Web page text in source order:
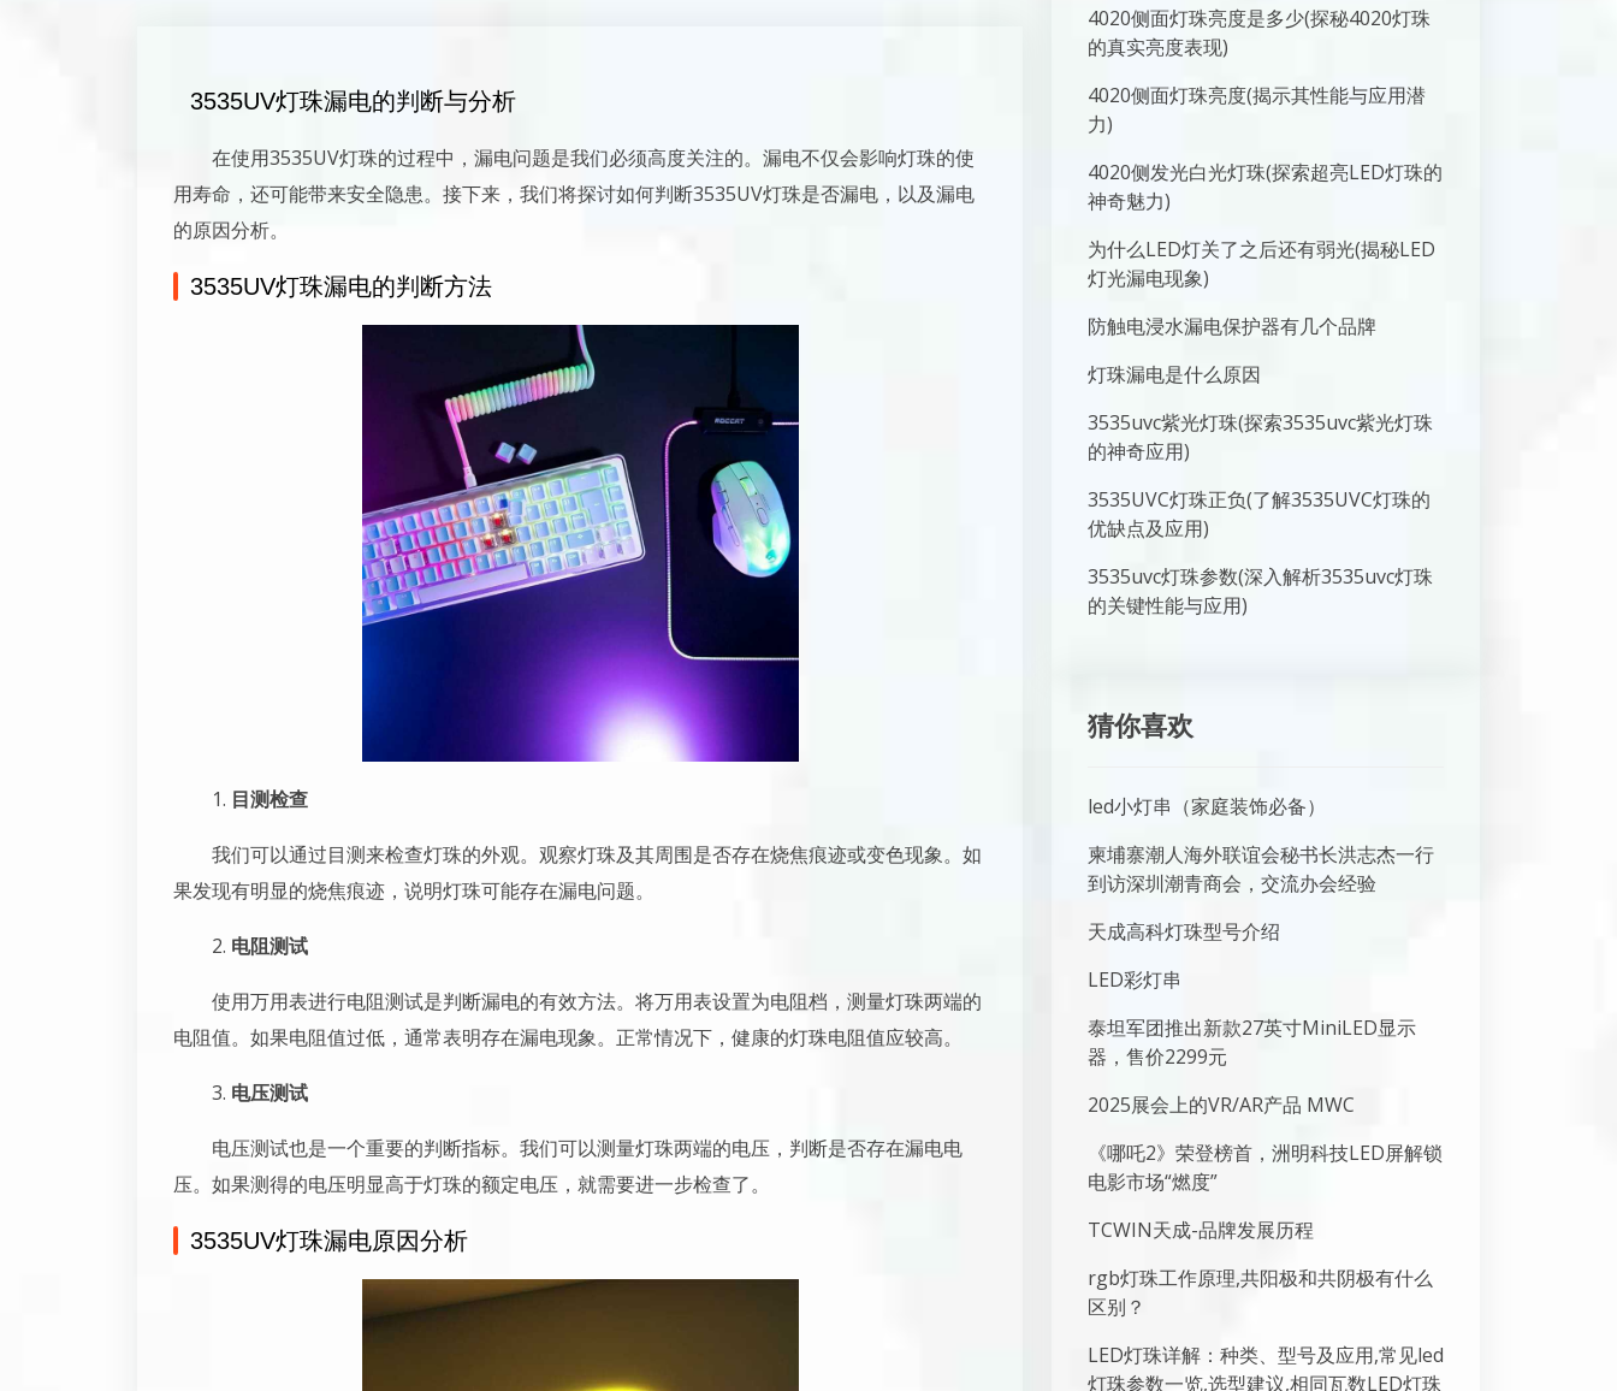
3535UV灯珠漏电的判断与分析
在使用3535UV灯珠的过程中，漏电问题是我们必须高度关注的。漏电不仅会影响灯珠的使
用寿命，还可能带来安全隐患。接下来，我们将探讨如何判断3535UV灯珠是否漏电，以及漏电
的原因分析。
3535UV灯珠漏电的判断方法
1. 目测检查
我们可以通过目测来检查灯珠的外观。观察灯珠及其周围是否存在烧焦痕迹或变色现象。如
果发现有明显的烧焦痕迹，说明灯珠可能存在漏电问题。
2. 电阻测试
使用万用表进行电阻测试是判断漏电的有效方法。将万用表设置为电阻档，测量灯珠两端的
电阻值。如果电阻值过低，通常表明存在漏电现象。正常情况下，健康的灯珠电阻值应较高。
3. 电压测试
电压测试也是一个重要的判断指标。我们可以测量灯珠两端的电压，判断是否存在漏电电
压。如果测得的电压明显高于灯珠的额定电压，就需要进一步检查了。
3535UV灯珠漏电原因分析
4020侧面灯珠亮度是多少(探秘4020灯珠
的真实亮度表现)
4020侧面灯珠亮度(揭示其性能与应用潜
力)
4020侧发光白光灯珠(探索超亮LED灯珠的
神奇魅力)
为什么LED灯关了之后还有弱光(揭秘LED
灯光漏电现象)
防触电浸水漏电保护器有几个品牌
灯珠漏电是什么原因
3535uvc紫光灯珠(探索3535uvc紫光灯珠
的神奇应用)
3535UVC灯珠正负(了解3535UVC灯珠的
优缺点及应用)
3535uvc灯珠参数(深入解析3535uvc灯珠
的关键性能与应用)
猜你喜欢
led小灯串（家庭装饰必备）
柬埔寨潮人海外联谊会秘书长洪志杰一行
到访深圳潮青商会，交流办会经验
天成高科灯珠型号介绍
LED彩灯串
泰坦军团推出新款27英寸MiniLED显示
器，售价2299元
2025展会上的VR/AR产品 MWC
《哪吒2》荣登榜首，洲明科技LED屏解锁
电影市场“燃度”
TCWIN天成-品牌发展历程
rgb灯珠工作原理,共阳极和共阴极有什么
区别？
LED灯珠详解：种类、型号及应用,常见led
灯珠参数一览,选型建议,相同瓦数LED灯珠